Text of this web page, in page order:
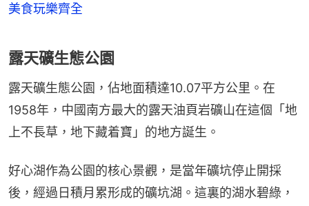
美食玩樂齊全
露天礦生態公園
露天礦生態公園，佔地面積達10.07平方公里。在
1958年，中國南方最大的露天油頁岩礦山在這個「地
上不長草，地下藏着寶」的地方誕生。
好心湖作為公園的核心景觀，是當年礦坑停止開採
後，經過日積月累形成的礦坑湖。這裏的湖水碧綠，